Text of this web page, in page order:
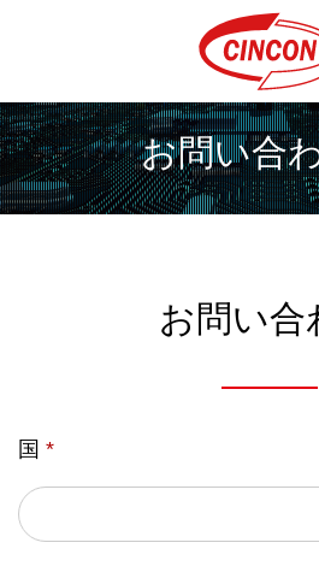
お問い合
お問い合
国 *